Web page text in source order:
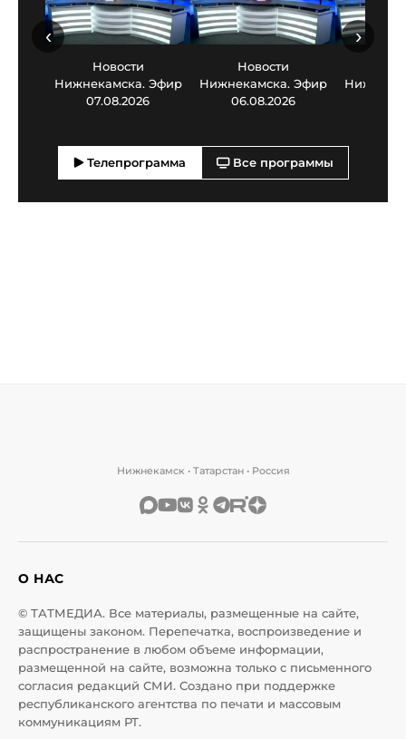
Новости
Нижнекамска. Эфир
07.08.2026
Новости
Нижнекамска. Эфир
06.08.2026
‹ ›
Телепрограмма Все программы
Нижнекамск • Татарстан • Россия
О НАС
© ТАТМЕДИА. Все материалы, размещенные на сайте,
защищены законом. Перепечатка, воспроизведение и
распространение в любом объеме информации,
размещенной на сайте, возможна только с письменного
согласия редакций СМИ. Создано при поддержке
республиканского агентства по печати и массовым
коммуникациям РТ.